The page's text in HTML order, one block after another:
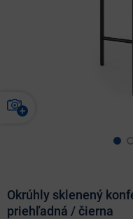
Okrúhly sklenený
priehľadná / čierna